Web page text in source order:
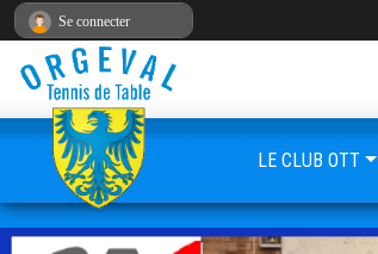
LE CLUB OTT
Se connecter
Panneau de gestion des cookies